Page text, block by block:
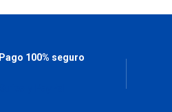
Pago 100% seguro